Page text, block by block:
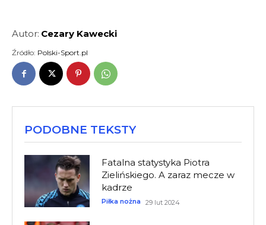
Autor: Cezary Kawecki
Źródło: Polski-Sport.pl
PODOBNE TEKSTY
Fatalna statystyka Piotra
Zielińskiego. A zaraz mecze w
kadrze
Piłka nożna 29 lut 2024